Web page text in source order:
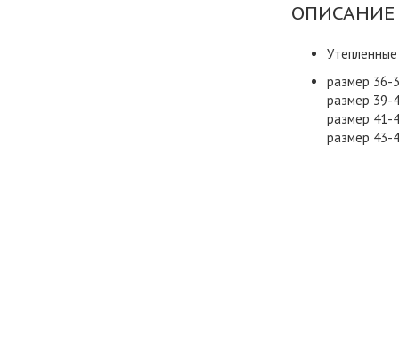
размер 36-
размер 39-
размер 41-
размер 43-